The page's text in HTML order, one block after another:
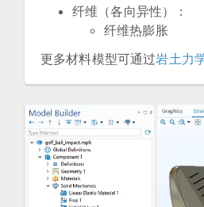
纤维（各向异性）：
纤维热膨胀
更多材料模型可通过岩土力